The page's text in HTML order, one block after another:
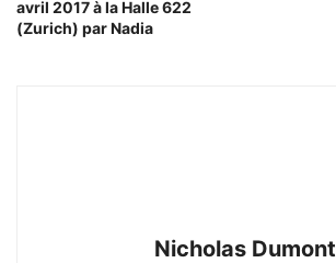
avril 2017 à la Halle 622
(Zurich) par Nadia
Nicholas Dumont